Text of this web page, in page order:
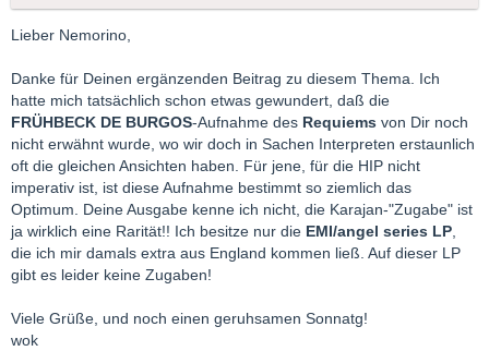
vor einigen Jahren in dieser Ausführung auf CD neu gekauft:
Lieber Nemorino,
Danke für Deinen ergänzenden Beitrag zu diesem Thema. Ich
hatte mich tatsächlich schon etwas gewundert, daß die
FRÜHBECK DE BURGOS-Aufnahme des Requiems von Dir noch
nicht erwähnt wurde, wo wir doch in Sachen Interpreten erstaunlich
oft die gleichen Ansichten haben. Für jene, für die HIP nicht
imperativ ist, ist diese Aufnahme bestimmt so ziemlich das
Optimum. Deine Ausgabe kenne ich nicht, die Karajan-"Zugabe" ist
ja wirklich eine Rarität!! Ich besitze nur die EMI/angel series LP,
die ich mir damals extra aus England kommen ließ. Auf dieser LP
gibt es leider keine Zugaben!
Viele Grüße, und noch einen geruhsamen Sonnatg!
wok